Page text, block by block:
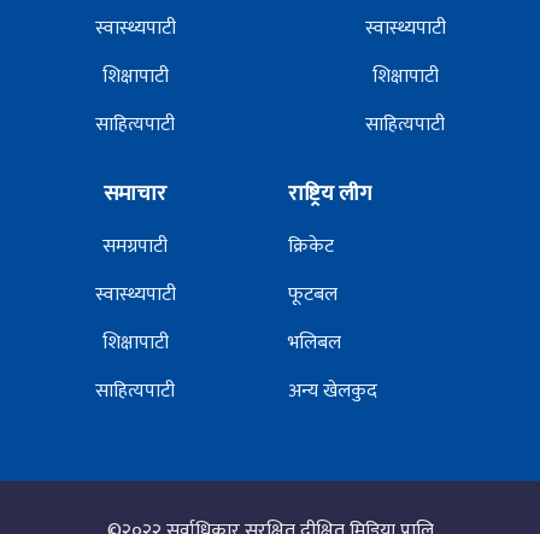
स्वास्थ्यपाटी
शिक्षापाटी
साहित्यपाटी
स्वास्थ्यपाटी
शिक्षापाटी
साहित्यपाटी
समाचार
समग्रपाटी
स्वास्थ्यपाटी
शिक्षापाटी
साहित्यपाटी
राष्ट्रिय लीग
क्रिकेट
फूटबल
भलिबल
अन्य खेलकुद